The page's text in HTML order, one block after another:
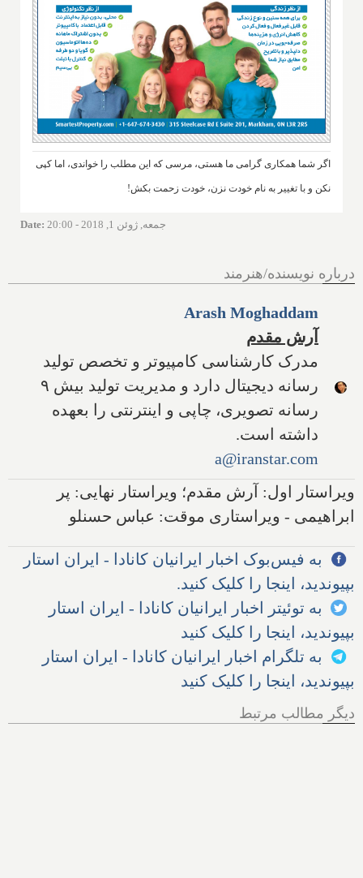
اگر شما همکاری گرامی ما هستی، مرسی که این مطلب را خواندی، اما کپی
نکن و با تغییر به نام خودت نزن، خودت زحمت بکش!
Date: جمعه, ژوئن 1, 2018 - 20:00
درباره نویسنده/هنرمند
Arash Moghaddam
آرش مقدم
مدرک کارشناسی کامپیوتر و تخصص تولید
رسانه دیجیتال دارد و مدیریت تولید بیش ۹
رسانه تصویری، چاپی و اینترنتی را بعهده
داشته است.
a@iranstar.com
ویراستار اول: آرش مقدم؛ ویراستار نهایی: پر
ابراهیمی - ویراستاری موقت: عباس حسنلو
به فیس‌بوک اخبار ایرانیان کانادا - ایران استار
بپیوندید، اینجا را کلیک کنید.
به توئیتر اخبار ایرانیان کانادا - ایران استار
بپیوندید، اینجا را کلیک کنید
به تلگرام اخبار ایرانیان کانادا - ایران استار
بپیوندید، اینجا را کلیک کنید
دیگر مطالب مرتبط